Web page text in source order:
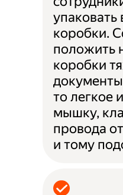
коробки.
положить
коробки
то легкое
мышку,
провода
и тому